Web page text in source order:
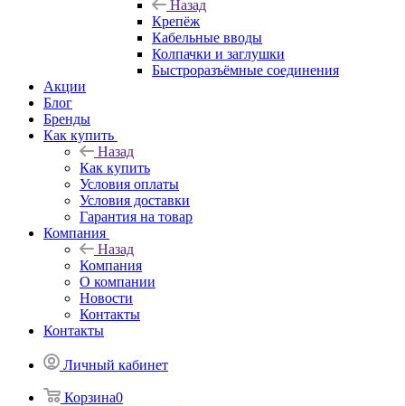
Назад
Крепёж
Кабельные вводы
Колпачки и заглушки
Быстроразъёмные соединения
Акции
Блог
Бренды
Как купить
Назад
Как купить
Условия оплаты
Условия доставки
Гарантия на товар
Компания
Назад
Компания
О компании
Новости
Контакты
Контакты
Личный кабинет
Корзина0